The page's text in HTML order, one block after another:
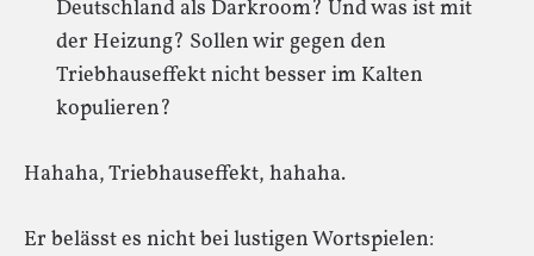
Deutschland als Darkroom? Und was ist mit
der Heizung? Sollen wir gegen den
Triebhauseffekt nicht besser im Kalten
kopulieren?
Hahaha, Triebhauseffekt, hahaha.
Er belässt es nicht bei lustigen Wortspielen: